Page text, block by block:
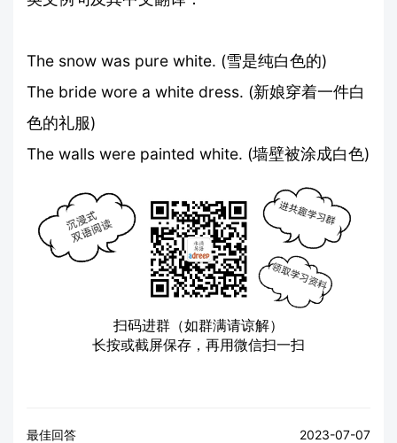
The snow was pure white. (雪是纯白色的)
The bride wore a white dress. (新娘穿着一件白
色的礼服)
The walls were painted white. (墙壁被涂成白色)
扫码进群（如群满请谅解）
长按或截屏保存，再用微信扫一扫
最佳回答 2023-07-07